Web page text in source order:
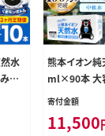
然水
翌
ル
パ
熊本イオン
ml×90本 大
荷予定(土日
名郡 玉東町
寄付金額
11,500